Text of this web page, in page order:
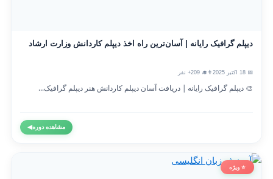
دیپلم گرافیک رایانه | آسان‌ترین راه اخذ دیپلم کاردانش وزارت ارشاد
👨‍🎓 209+ نفر
🎨 دیپلم گرافیک رایانه | دریافت آسان دیپلم کاردانش هنر دیپلم گرافیک...
مشاهده دوره◀
⭐ ویژه